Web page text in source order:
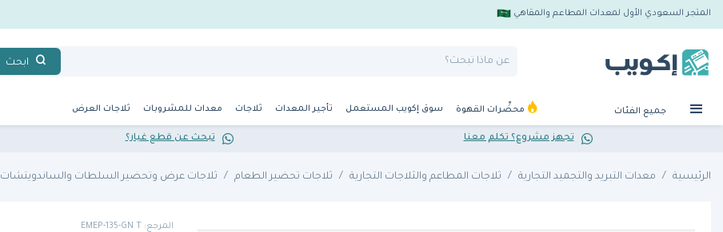
المتجر السعودي الأول لمعدات المطاعم والمقاهي
ابحث
جميع الفئات محضِّرات القهوة سوق إكويب المستعمل تأجير المعدات ثلاجات معدات للمشروبات ثلاجات العرض
تجهز مشروع؟ تكلم معنا تبحث عن قطع غيار؟
الرئيسية معدات التبريد والتجميد التجارية ثلاجات المطاعم والثلاجات التجارية ثلاجات تحضير الطعام ثلاجات عرض وتحضير السلطات والساندويتشات
المرجع: EMEP-135-GN T